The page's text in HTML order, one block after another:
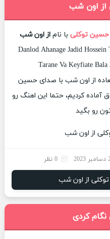
از اون شب
حسین توکلی با نام از اون شب
Danlod Ahanage Jadid
Tarane Va Keyfiate
از اون شب با صدای حسین
آماده کردیم، حتما این اهنگ رو
رو بگید
0 نظر
از اون شب
کردی